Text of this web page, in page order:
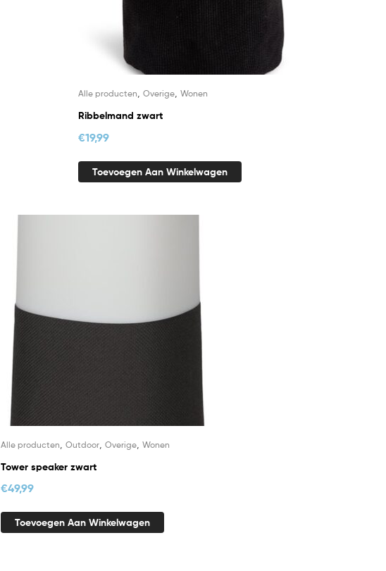
Alle producten Overige Wonen
Ribbelmand zwart
€19,99
Toevoegen Aan Winkelwagen
Alle producten Outdoor Overige Wonen
Tower speaker zwart
€49,99
Toevoegen Aan Winkelwagen